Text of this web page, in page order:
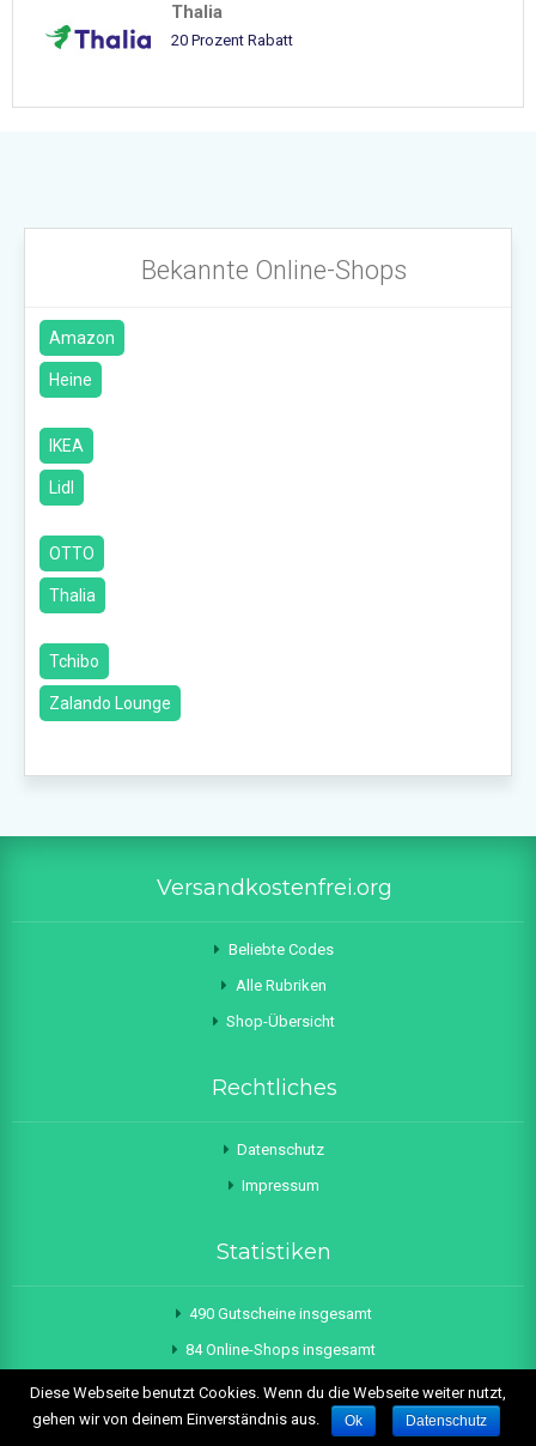
Thalia
20 Prozent Rabatt
Bekannte Online-Shops
Amazon
Heine
IKEA
Lidl
OTTO
Thalia
Tchibo
Zalando Lounge
Versandkostenfrei.org
Beliebte Codes
Alle Rubriken
Shop-Übersicht
Rechtliches
Datenschutz
Impressum
Statistiken
490 Gutscheine insgesamt
84 Online-Shops insgesamt
Letztes Update: 07.08.2026
Diese Webseite benutzt Cookies. Wenn du die Webseite weiter nutzt,
gehen wir von deinem Einverständnis aus.
Ok Datenschutz